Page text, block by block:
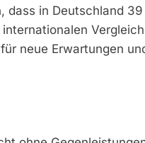
dass in Deutschland
neue Erwartungen